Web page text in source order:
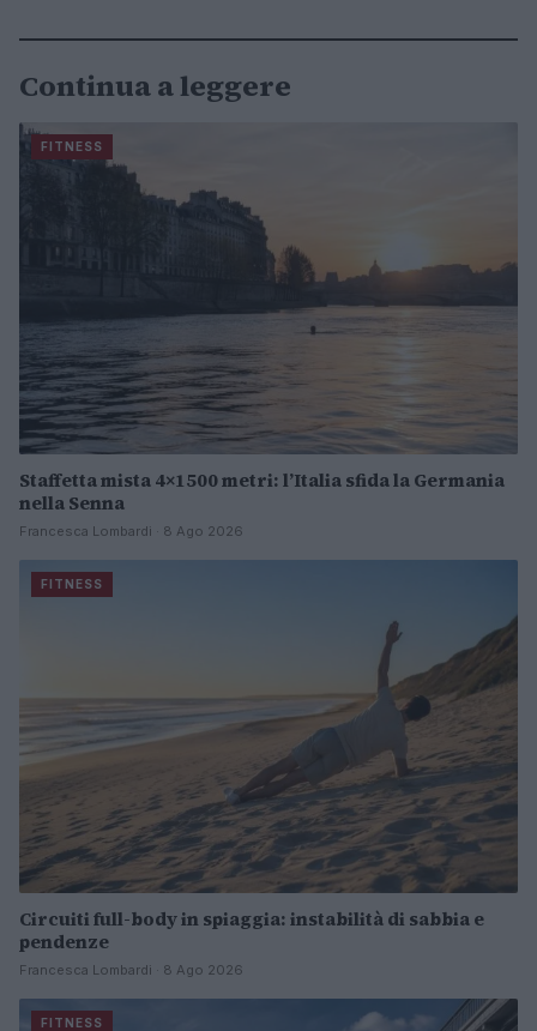
Continua a leggere
FITNESS
Staffetta mista 4×1500 metri: l’Italia sfida la Germania
nella Senna
Francesca Lombardi · 8 Ago 2026
FITNESS
Circuiti full-body in spiaggia: instabilità di sabbia e
pendenze
Francesca Lombardi · 8 Ago 2026
FITNESS